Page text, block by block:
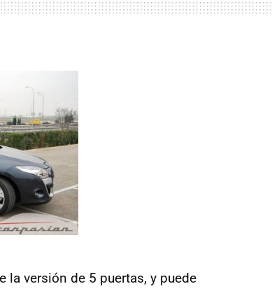
la versión de 5 puertas, y puede